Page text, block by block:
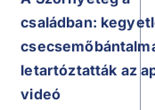
családban:
letartóztatták az
videó